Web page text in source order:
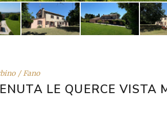
Fano
LE QUERCE VISTA